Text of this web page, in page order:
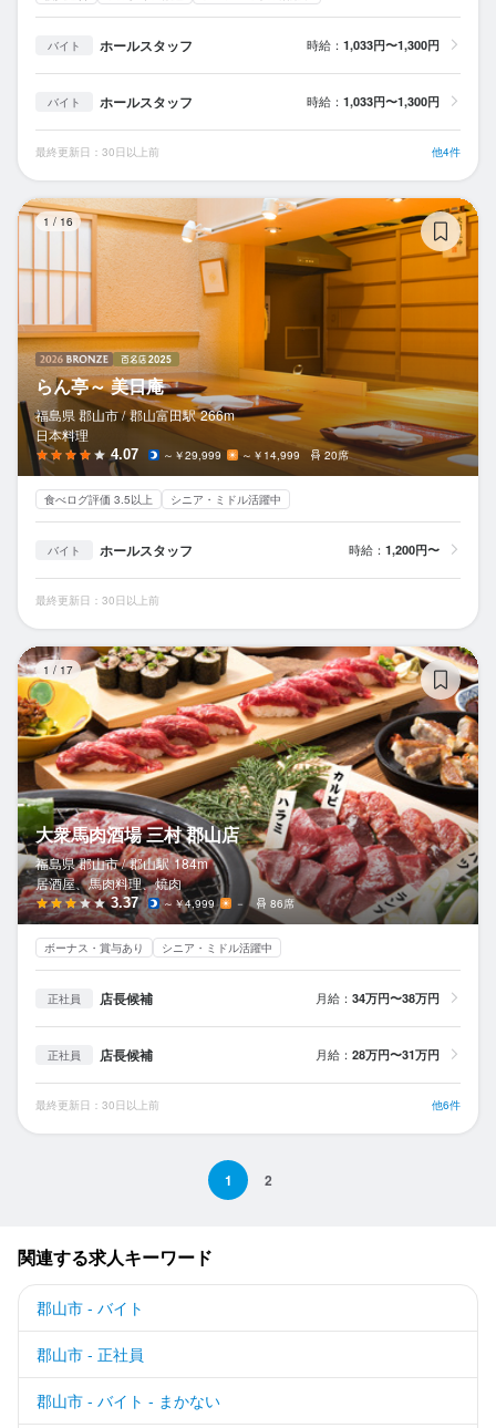
バイト ホールスタッフ 時給： 1,033円〜1,300円
バイト ホールスタッフ 時給： 1,033円〜1,300円
最終更新日：30日以上前 他4件
1 / 16
らん亭～ 美日庵
福島県 郡山市 / 郡山富田駅 266m
日本料理
4.07 ～￥29,999 ～￥14,999 20席
食べログ評価 3.5以上 シニア・ミドル活躍中
バイト ホールスタッフ 時給： 1,200円〜
最終更新日：30日以上前
1 / 17
大衆馬肉酒場 三村 郡山店
福島県 郡山市 / 郡山駅 184m
居酒屋、馬肉料理、焼肉
3.37 ～￥4,999 － 86席
ボーナス・賞与あり シニア・ミドル活躍中
正社員 店長候補 月給： 34万円〜38万円
正社員 店長候補 月給： 28万円〜31万円
最終更新日：30日以上前 他6件
1 2
関連する求人キーワード
郡山市 - バイト
郡山市 - 正社員
郡山市 - バイト - まかない